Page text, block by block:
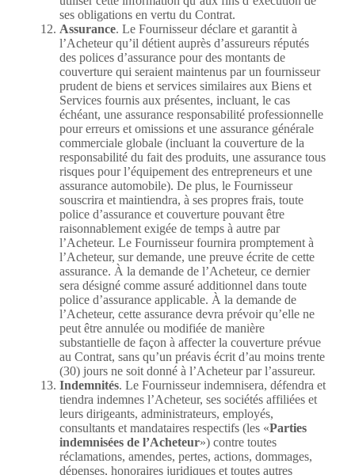
ses obligations en vertu du Contrat.
Assurance. Le Fournisseur déclare et garantit à
l’Acheteur qu’il détient auprès d’assureurs réputés
des polices d’assurance pour des montants de
couverture qui seraient maintenus par un fournisseur
prudent de biens et services similaires aux Biens et
Services fournis aux présentes, incluant, le cas
échéant, une assurance responsabilité professionnelle
pour erreurs et omissions et une assurance générale
commerciale globale (incluant la couverture de la
responsabilité du fait des produits, une assurance tous
risques pour l’équipement des entrepreneurs et une
assurance automobile). De plus, le Fournisseur
souscrira et maintiendra, à ses propres frais, toute
police d’assurance et couverture pouvant être
raisonnablement exigée de temps à autre par
l’Acheteur. Le Fournisseur fournira promptement à
l’Acheteur, sur demande, une preuve écrite de cette
assurance. À la demande de l’Acheteur, ce dernier
sera désigné comme assuré additionnel dans toute
police d’assurance applicable. À la demande de
l’Acheteur, cette assurance devra prévoir qu’elle ne
peut être annulée ou modifiée de manière
substantielle de façon à affecter la couverture prévue
au Contrat, sans qu’un préavis écrit d’au moins trente
(30) jours ne soit donné à l’Acheteur par l’assureur.
Indemnités. Le Fournisseur indemnisera, défendra et
tiendra indemnes l’Acheteur, ses sociétés affiliées et
leurs dirigeants, administrateurs, employés,
consultants et mandataires respectifs (les «Parties
indemnisées de l’Acheteur») contre toutes
réclamations, amendes, pertes, actions, dommages,
dépenses, honoraires juridiques et toutes autres